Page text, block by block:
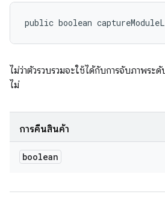
public boolean
ไม่ว่าตัวรวบรวมจะใช้ได้กับการจับภาพระ
ไม่
การคืนสินค้า
boolean